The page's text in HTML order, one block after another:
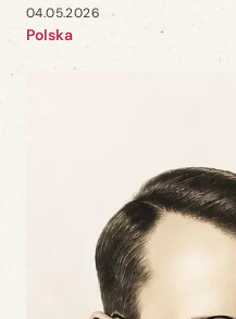
04.05.2026
Polska